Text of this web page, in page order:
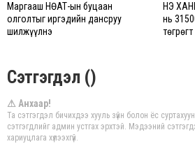
Маргааш НӨАТ-ын буцаан
олголтыг иргэдийн дансруу
шилжүүлнэ
ҮНЭ
нь
Сэтгэгдэл ()
⚠ Анхаар!
Та сэтгэгдэл бичихдээ хууль зүйн болон ёс
сэтгэгдлийг админ устгах эрхтэй. Мэдээний
хариуцлага хүлээхгүй.